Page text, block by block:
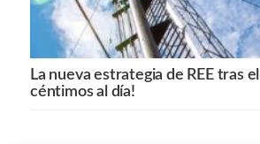
La nueva estrategia de REE tras
céntimos al día!